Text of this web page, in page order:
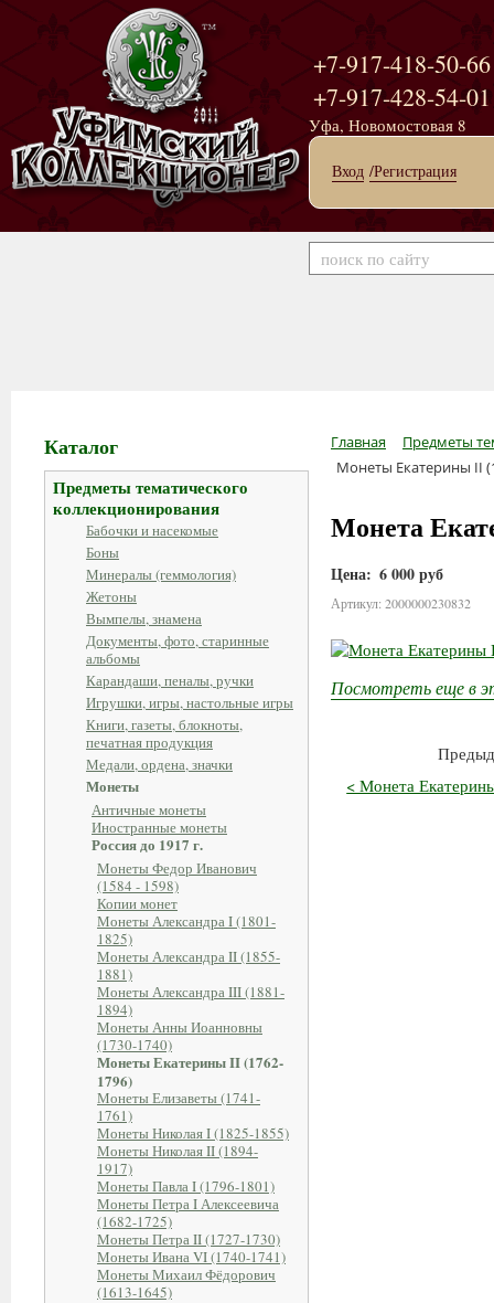
+7-917-418-50-66
+7-917-428-54-01
Уфа, Новомостовая 8
Вход /Регистрация
Каталог
Предметы тематического
коллекционирования
Бабочки и насекомые
Боны
Минералы (геммология)
Жетоны
Вымпелы, знамена
Документы, фото, старинные
альбомы
Карандаши, пеналы, ручки
Игрушки, игры, настольные игры
Книги, газеты, блокноты,
печатная продукция
Медали, ордена, значки
Монеты
Античные монеты
Иностранные монеты
Россия до 1917 г.
Монеты Федор Иванович
(1584 - 1598)
Копии монет
Монеты Александра I (1801-
1825)
Монеты Александра II (1855-
1881)
Монеты Александра III (1881-
1894)
Монеты Анны Иоанновны
(1730-1740)
Монеты Екатерины II (1762-
1796)
Монеты Елизаветы (1741-
1761)
Монеты Николая I (1825-1855)
Монеты Николая II (1894-
1917)
Монеты Павла I (1796-1801)
Монеты Петра I Алексеевича
(1682-1725)
Монеты Петра II (1727-1730)
Монеты Ивана VI (1740-1741)
Монеты Михаил Фёдорович
(1613-1645)
Главная
Предметы
Монеты Екатерины II
Монета
Цена: 6 000 руб
Артикул: 2000000230832
Посмотреть еще в
< Монета